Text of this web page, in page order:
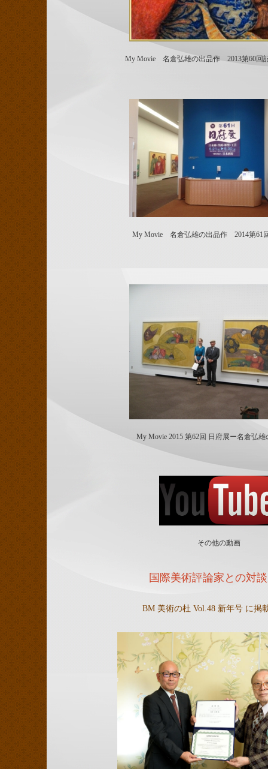
My Movie 名倉弘雄の出品作 2013第60回
My Movie 名倉弘雄の出品作 2014第61
My Movie 2015 第62回 日府展ー名倉弘
その他の動画
国際美術評論家との対
BM 美術の杜 Vol.48 新年号 に掲